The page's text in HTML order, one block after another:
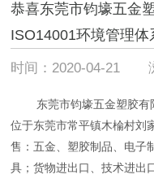
恭喜东莞市钧壕五金
ISO14001环境管理体
时间：2020-04-21
东莞市钧壕五金塑胶有
位于东莞市常平镇木棆村刘
售：五金、塑胶制品、电子
具；货物进出口、技术进出